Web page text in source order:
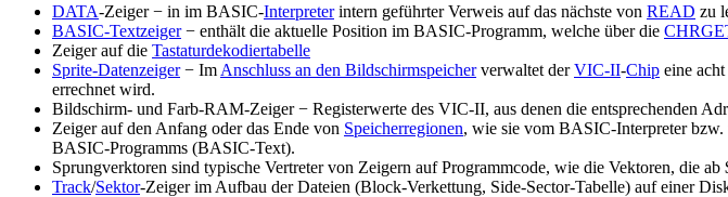
DATA-Zeiger − in im BASIC-Interpreterintern geführter Verweis auf das nächste von READ zu
BASIC-Textzeiger− enthält die aktuelle Position im BASIC-Programm, welche über die
Zeiger auf die Tastaturdekodiertabelle
Sprite-Datenzeiger− Im Anschluss an den Bildschirmspeicherverwaltet derVIC-II-Chip eine
errechnet wird.
Bildschirm- und Farb-RAM-Zeiger − Registerwerte des VIC-II, aus denen die entsprechenden
Zeiger auf den Anfang oder das Ende von Speicherregionen, wie sie vom BASIC-Interpreter bzw.
BASIC-Programms (BASIC-Text).
Sprungverktoren sind typische Vertreter von Zeigern auf Programmcode, wie die Vektoren, die
Track/Sektor-Zeiger im Aufbau der Dateien (Block-Verkettung, Side-Sector-Tabelle) auf einer